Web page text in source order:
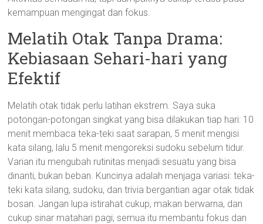
kemampuan mengingat dan fokus.
Melatih Otak Tanpa Drama:
Kebiasaan Sehari-hari yang
Efektif
Melatih otak tidak perlu latihan ekstrem. Saya suka
potongan-potongan singkat yang bisa dilakukan tiap hari: 10
menit membaca teka-teki saat sarapan, 5 menit mengisi
kata silang, lalu 5 menit mengoreksi sudoku sebelum tidur.
Varian itu mengubah rutinitas menjadi sesuatu yang bisa
dinanti, bukan beban. Kuncinya adalah menjaga variasi: teka-
teki kata silang, sudoku, dan trivia bergantian agar otak tidak
bosan. Jangan lupa istirahat cukup, makan berwarna, dan
cukup sinar matahari pagi; semua itu membantu fokus dan